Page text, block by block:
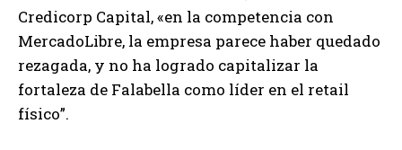
Credicorp Capital, «en la competencia con
MercadoLibre, la empresa parece haber quedado
rezagada, y no ha logrado capitalizar la
fortaleza de Falabella como líder en el retail
físico”.